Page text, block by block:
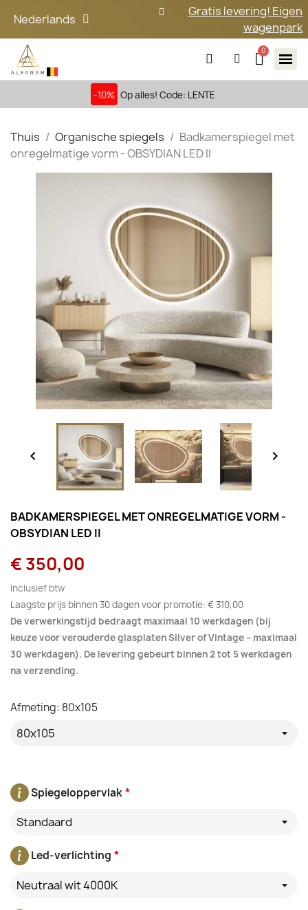
Nederlands
Gratis levering! Eigen
wagenpark
-10% Op alles! Code: LENTE
Thuis Organische spiegels
Badkamerspiegel met
onregelmatige vorm - OBSYDIAN LED II
 
BADKAMERSPIEGEL MET ONREGELMATIGE VORM -
OBSYDIAN LED II
€ 350,00
Inclusief btw
Laagste prijs binnen 30 dagen voor promotie: € 310,00
De verwerkingstijd bedraagt maximaal 10 werkdagen (bij
keuze voor verouderde glasplaten Silver of Vintage – maximaal
30 werkdagen). De levering gebeurt binnen 2 tot 5 werkdagen
na verzending.
*
Spiegeloppervlak
Standaard
*
Led-verlichting
Neutraal wit 4000K
Afmeting: 80x105